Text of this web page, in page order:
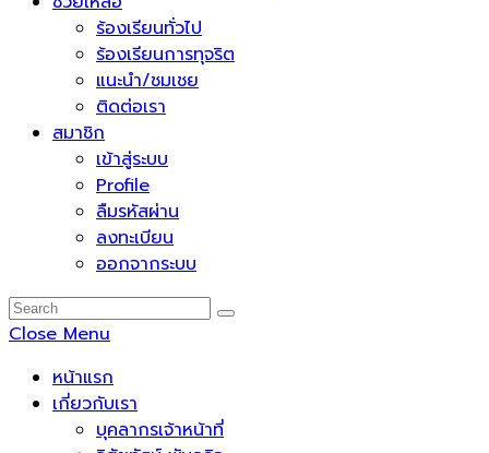
ร้องเรียนทั่วไป
ร้องเรียนการทุจริต
แนะนำ/ชมเชย
ติดต่อเรา
สมาชิก
เข้าสู่ระบบ
Profile
ลืมรหัสผ่าน
ลงทะเบียน
ออกจากระบบ
Close Menu
หน้าแรก
เกี่ยวกับเรา
บุคลากรเจ้าหน้าที่